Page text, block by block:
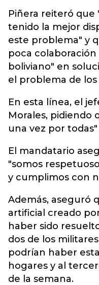
Piñera reiteró
tenido la mejor
este problema" y
poca
boliviano" en
el problema de
En esta línea, el
Morales, pidiendo
una vez por
El mandatario
"somos
y cumplimos con
Además, aseguró
artificial creado
haber sido
dos de los
podrían haber
hogares y al
de la semana.